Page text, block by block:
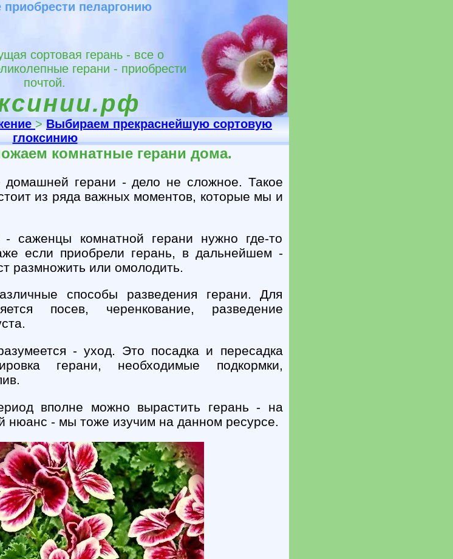
приобрести пеларгонию
сортовая герань - все о
герани - приобрести
почтой.
>Выбираем прекраснейшую сортовую
глоксинию
комнатные герани дома.
домашней герани - дело не сложное. Такое
из ряда важных моментов, которые мы и
саженцы комнатной герани нужно где-то
если приобрели герань, в дальнейшем -
размножить или омолодить.
способы разведения герани. Для
посев, черенкование, разведение
- уход. Это посадка и пересадка
герани, необходимые подкормки,
вполне можно вырастить герань - на
нюанс - мы тоже изучим на данном ресурсе.